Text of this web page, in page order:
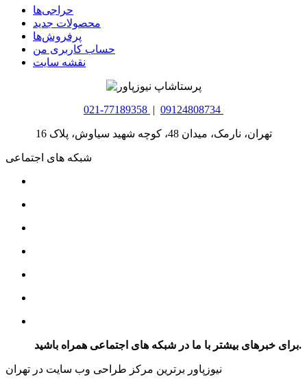
حراجی‌ها
محصولات جدید
پرفروش‌ها
حساب کاربری من
نقشه سایت
021-77189358 | 09124808734
تهران، نارمک، میدان 48، کوچه شهید سیاوش، پلاک 16
شبکه های اجتماعی
برای خبرهای بیشتر با ما در شبکه های اجتماعی همراه باشید.
نیوزپاور برترین مرکز طراحی وب سایت در تهران